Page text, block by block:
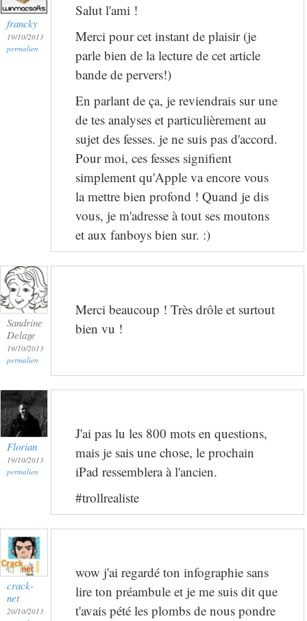
francky
19/10/2013
permalien
Salut l'ami !
Merci pour cet instant de plaisir (je
parle bien de la lecture de cet article
bande de pervers!)
En parlant de ça, je reviendrais sur une
de tes analyses et particulièrement au
sujet des fesses. je ne suis pas d'accord.
Pour moi, ces fesses signifient
simplement qu'Apple va encore vous
la mettre bien profond ! Quand je dis
vous, je m'adresse à tout ses moutons
et aux fanboys bien sur. :)
Sandrine
Delage
19/10/2013
permalien
Merci beaucoup ! Très drôle et surtout
bien vu !
Florian
19/10/2013
permalien
J'ai pas lu les 800 mots en questions,
mais je sais une chose, le prochain
iPad ressemblera à l'ancien.
#trollrealiste
crack-
net
20/10/2013
wow j'ai regardé ton infographie sans
lire ton préambule et je me suis dit que
t'avais pété les plombs de nous pondre